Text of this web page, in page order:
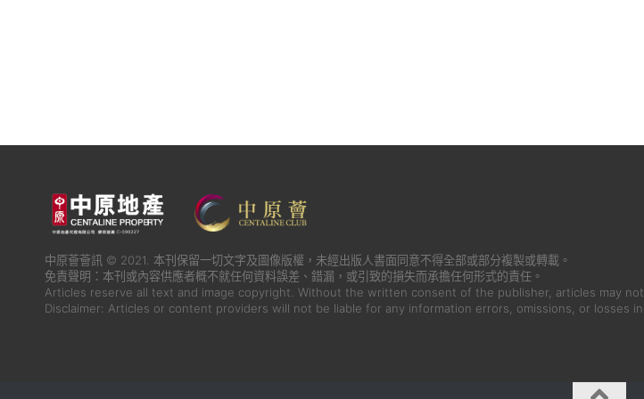
中原薈薈訊 © 2021. 本刊保留一切文字及圖像版權，未經出版人書面同意不得全部或部分複製或轉載。
免責聲明：本刊或內容供應者概不就任何資料誤差、錯漏，或引致的損失而承擔任何形式的責任。
Articles reserve all text and image copyright. Without the written consent of the publisher, articles may
Disclaimer: Articles or content providers will not be liable for any information errors, omissions, or losses